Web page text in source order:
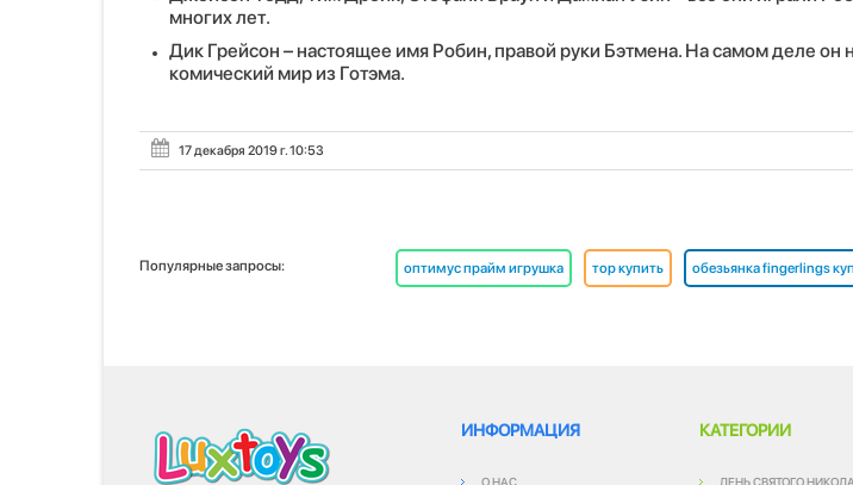
многих лет.
Дик Грейсон – настоящее имя Робин, правой руки Бэтмена. На самом деле он
комический мир из Готэма.
17 декабря 2019 г. 10:53
Популярные запросы: оптимус прайм игрушка тор купить обезьянка fingerlings
ИНФОРМАЦИЯ
О НАС
КАТЕГОРИИ
ДЕНЬ СВЯТОГО